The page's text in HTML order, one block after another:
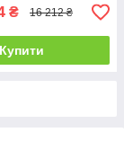
₴ 16 212 ₴
Купити